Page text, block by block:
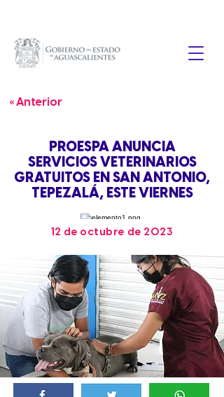
« Anterior
PROESPA ANUNCIA
SERVICIOS VETERINARIOS
GRATUITOS EN SAN ANTONIO,
TEPEZALÁ, ESTE VIERNES
12 de octubre de 2023